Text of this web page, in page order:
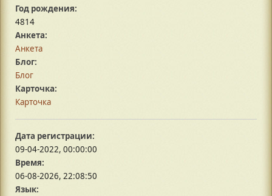
Год рождения:
4814
Анкета:
Анкета
Блог:
Блог
Карточка:
Карточка
Дата регистрации:
09-04-2022, 00:00:00
Время:
06-08-2026, 22:08:50
Язык: